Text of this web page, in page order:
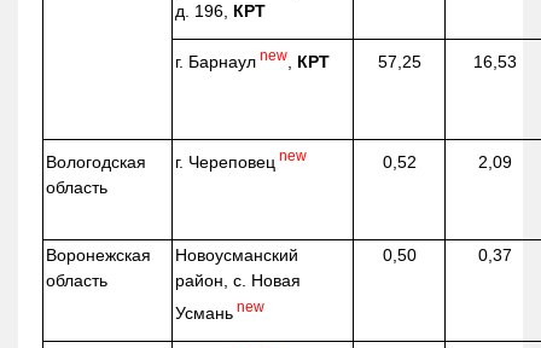
д. 196, КРТ
г. Барнаул new КРТ 57,25 16,53
Вологодская
область
г. Череповец new 0,52 2,09
Воронежская
область
Новоусманский
район, с. Новая
Усмань new
0,50 0,37